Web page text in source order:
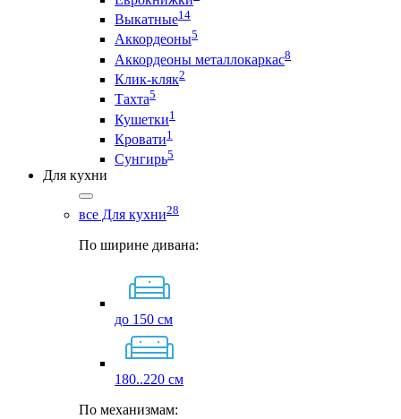
Выкатные14
Аккордеоны5
Аккордеоны металлокаркас8
Клик-кляк2
Тахта5
Кушетки1
Кровати1
Сунгирь5
Для кухни
все Для кухни28
По ширине дивана:
до 150 см
180..220 см
По механизмам: